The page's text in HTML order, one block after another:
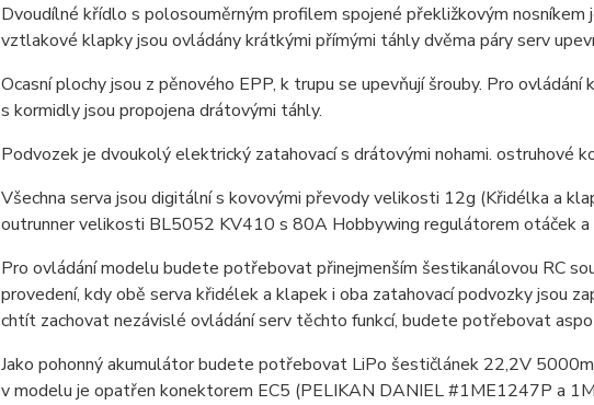
Dvoudílné křídlo s polosouměrným profilem spojené překližkovým nosníkem
vztlakové klapky jsou ovládány krátkými přímými táhly dvěma páry serv
Ocasní plochy jsou z pěnového EPP, k trupu se upevňují šrouby. Pro
s kormidly jsou propojena drátovými táhly.
Podvozek je dvoukolý elektrický zatahovací s drátovými nohami. ostruhové
Všechna serva jsou digitální s kovovými převody velikosti 12g (Křidélka a
outrunner velikosti BL5052 KV410 s 80A Hobbywing regulátorem otáček
Pro ovládání modelu budete potřebovat přinejmenším šestikanálovou RC
provedení, kdy obě serva křidélek a klapek i oba zatahovací podvozky jsou
chtít zachovat nezávislé ovládání serv těchto funkcí, budete potřebovat
Jako pohonný akumulátor budete potřebovat LiPo šestičlánek 22,2V
v modelu je opatřen konektorem EC5 (PELIKAN DANIEL #1ME1247P a